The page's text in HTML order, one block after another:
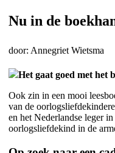
Nu in de
door: Annegriet Wietsma
Het gaat goed met het
Ook zin in een mooi
van de
en het Nederlandse leger
oorlogsliefdekind in de